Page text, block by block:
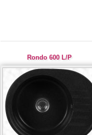
Rondo 600 L/P